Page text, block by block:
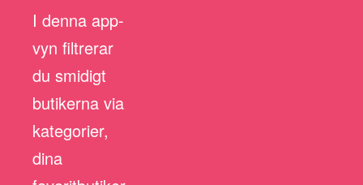
I denna app-
vyn filtrerar
du smidigt
butikerna via
kategorier,
dina